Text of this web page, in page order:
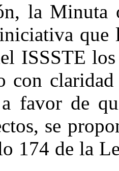
la Minuta
que
ISSSTE
con
favor de
se
174 de la